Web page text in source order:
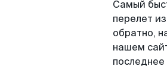
Самый
перелет
обратно,
нашем